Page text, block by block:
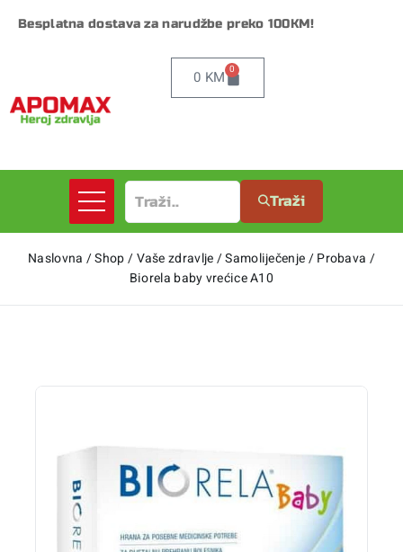
Besplatna dostava za narudžbe preko 100KM!
0 KM 0
Traži
Naslovna /Shop/Vaše zdravlje/Samoliječenje/Probava /
Biorela baby vrećice A10